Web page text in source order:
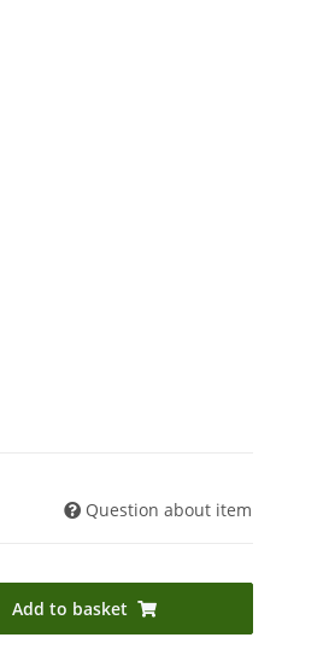
Question about item
Add to basket